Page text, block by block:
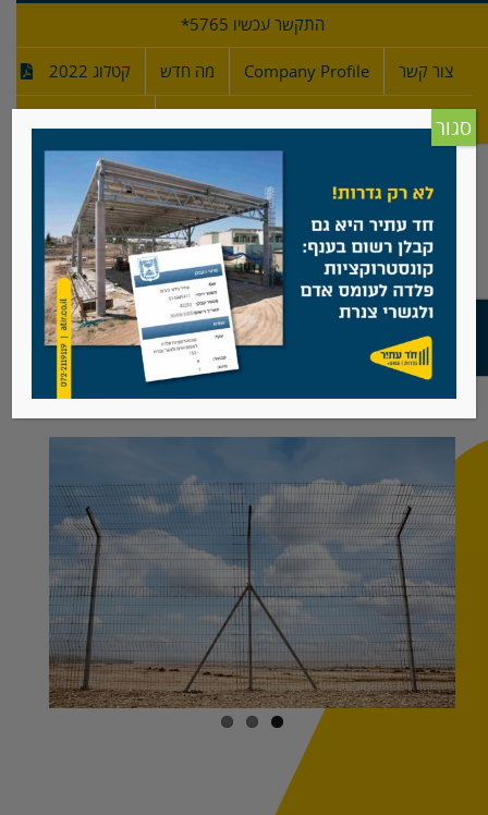
התקשר עכשיו 5765*
צור קשר Company Profile מה חדש קטלוג 2022
גדר שוהם בטחוני
Image
סגור